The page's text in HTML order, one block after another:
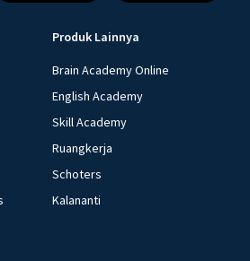
Produk Lainnya
Brain Academy Online
English Academy
Skill Academy
Ruangkerja
Schoters
Kalananti